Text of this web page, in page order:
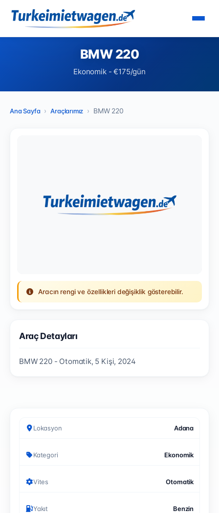
BMW 220
Ekonomik - €175/gün
Ana Sayfa Araçlarımız BMW 220
Aracın rengi ve özellikleri değişiklik gösterebilir.
Araç Detayları
BMW 220 - Otomatik, 5 Kişi, 2024
Lokasyon Adana
Kategori Ekonomik
Vites Otomatik
Yakıt Benzin